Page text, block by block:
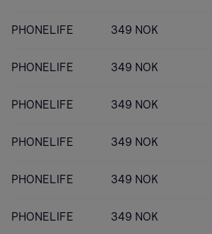
PHONELIFE 349 NOK
PHONELIFE 349 NOK
PHONELIFE 349 NOK
PHONELIFE 349 NOK
PHONELIFE 349 NOK
PHONELIFE 349 NOK